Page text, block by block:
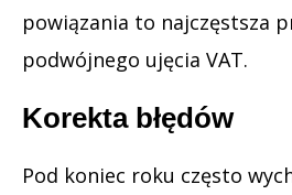
powiązania to najczęstsza
podwójnego ujęcia VAT.
Korekta błędów
Pod koniec roku często